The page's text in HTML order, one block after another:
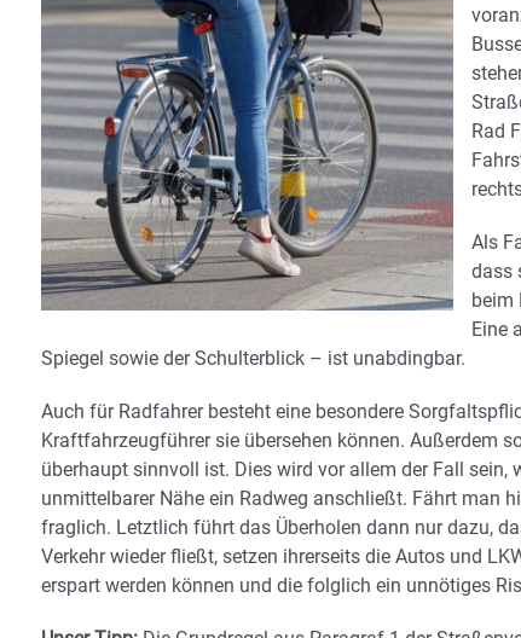
Rad
Als
dass
beim
Eine
Spiegel sowie der Schulterblick – ist unabdingbar.
Auch für Radfahrer besteht eine besondere
Kraftfahrzeugführer sie übersehen können. Außerdem
überhaupt sinnvoll ist. Dies wird vor allem der Fall
unmittelbarer Nähe ein Radweg anschließt. Fährt man
fraglich. Letztlich führt das Überholen dann nur dazu,
Verkehr wieder fließt, setzen ihrerseits die Autos und
erspart werden können und die folglich ein unnötiges